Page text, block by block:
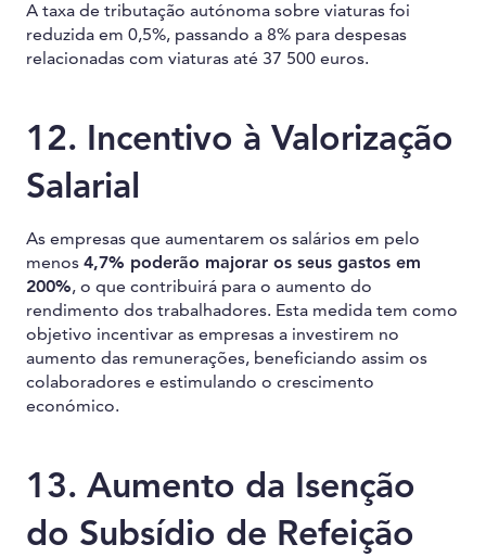
A taxa de tributação autónoma sobre viaturas foi
reduzida em 0,5%, passando a 8% para despesas
relacionadas com viaturas até 37 500 euros.
12. Incentivo à Valorização
Salarial
As empresas que aumentarem os salários em pelo
menos 4,7% poderão majorar os seus gastos em
200%, o que contribuirá para o aumento do
rendimento dos trabalhadores. Esta medida tem como
objetivo incentivar as empresas a investirem no
aumento das remunerações, beneficiando assim os
colaboradores e estimulando o crescimento
económico.
13. Aumento da Isenção
do Subsídio de Refeição